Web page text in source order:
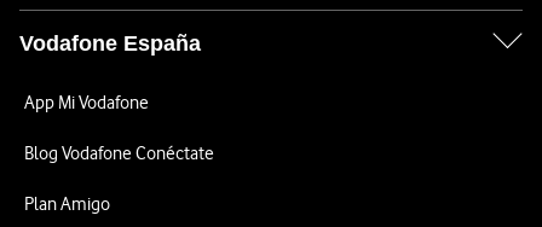
Vodafone España
App Mi Vodafone
Blog Vodafone Conéctate
Plan Amigo